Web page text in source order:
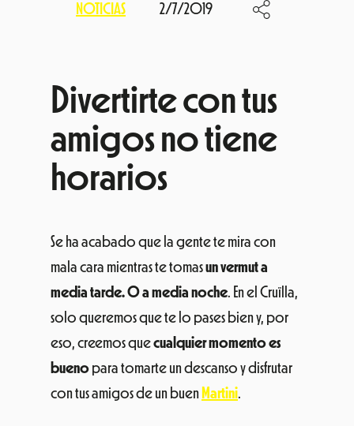
NOTICIAS 2/7/2019
Divertirte con tus
amigos no tiene
horarios
Se ha acabado que la gente te mira con
mala cara mientras te tomasun vermut a
media tarde. O a media noche. En el Cruïlla,
solo queremos que te lo pases bien y, por
eso, creemos quecualquier momento es
bueno para tomarte un descanso y disfrutar
con tus amigos de un buen Martini.